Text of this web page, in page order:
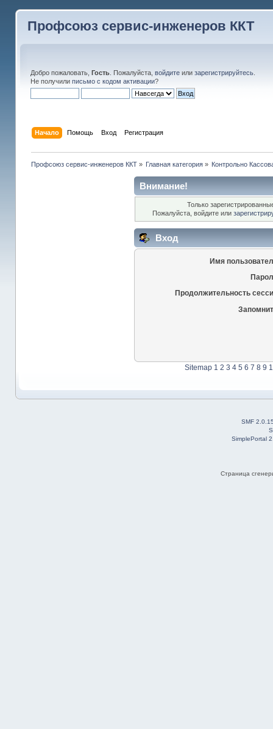
Профсоюз сервис-инженеров ККТ
Добро пожаловать, Гость. Пожалуйста, войдитеили зарегистрируйтесь.
Не получили письмо с кодом активации?
Начало Помощь Вход Регистрация
Профсоюз сервис-инженеров ККТ» Главная категория » Контрольно
Внимание!
Только
Пожалуйста, войдите или
Вход
Имя
Продолжительность
Sitemap 1 2 3 4 5 6 7 8 9
SMF
SimplePortal
Страница